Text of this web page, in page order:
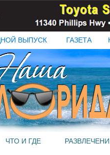
ВЫПУСК ГАЗЕТА
ЧТО И ГДЕ